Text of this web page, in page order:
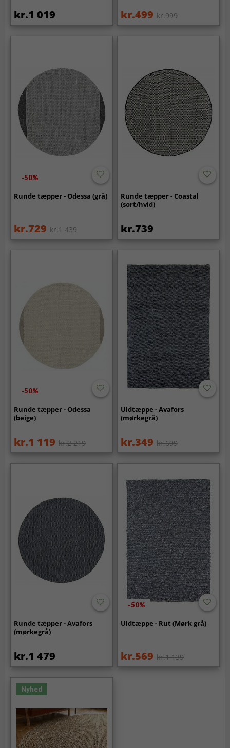
kr.1 019 kr.499 kr.999
-50%
Runde tæpper - Odessa (grå)
kr.729 kr.1 439
Runde tæpper - Coastal
(sort/hvid)
kr.739
-50%
Runde tæpper - Odessa
(beige)
kr.1 119 kr.2 219
Uldtæppe - Avafors
(mørkegrå)
kr.349 kr.699
Runde tæpper - Avafors
(mørkegrå)
kr.1 479
-50%
Uldtæppe - Rut (Mørk grå)
kr.569 kr.1 139
Nyhed